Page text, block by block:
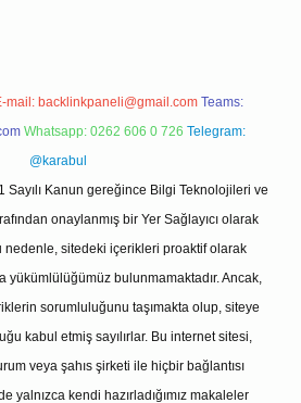
mail: backlinkpaneli@gmail.com Teams:
Whatsapp: 0262 606 0 726 Telegram:
@karabul
Sayılı Kanun gereğince Bilgi Teknolojileri ve
onaylanmış bir Yer Sağlayıcı olarak
nedenle, sitedeki içerikleri proaktif olarak
yükümlülüğümüz bulunmamaktadır. Ancak,
sorumluluğunu taşımakta olup, siteye
kabul etmiş sayılırlar. Bu internet sitesi,
veya şahıs şirketi ile hiçbir bağlantısı
yalnızca kendi hazırladığımız makaleler